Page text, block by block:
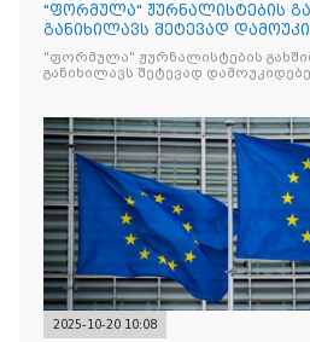
"ფორმულა" ჟურნალისტების
განიხილავს შეტევად
წინააღმდ
"ფორმულა" ჟურნალისტების
განიხილავს შეტევად
2025-10-20 10:08